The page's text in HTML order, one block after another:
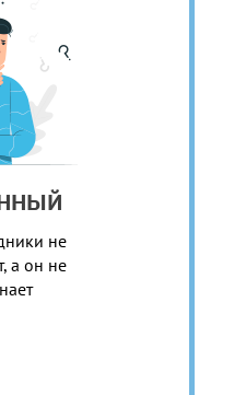
не
а он не